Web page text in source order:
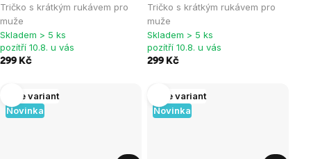
Tričko s krátkým rukávem pro
muže
Skladem > 5 ks
pozítří 10.8. u vás
299 Kč
Tričko s krátkým rukávem pro
muže
Skladem > 5 ks
pozítří 10.8. u vás
299 Kč
Novinka
Více variant
Novinka
Více variant